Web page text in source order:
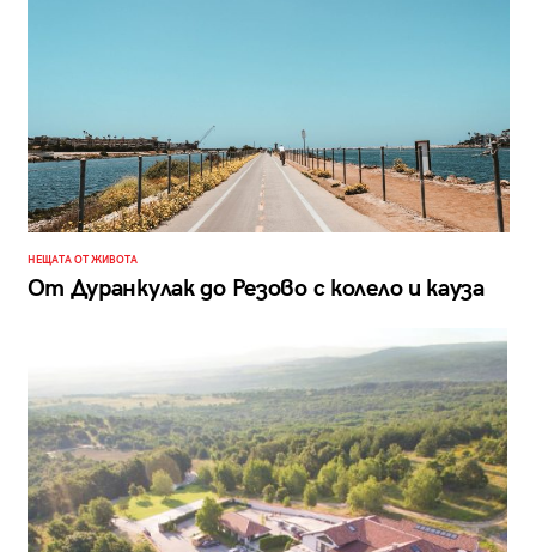
НЕЩАТА ОТ ЖИВОТА
От Дуранкулак до Резово с колело и кауза